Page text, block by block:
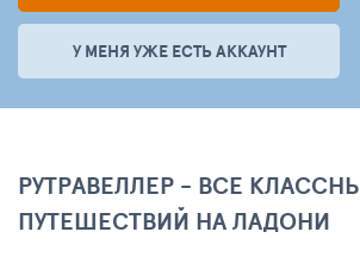
У МЕНЯ УЖЕ ЕСТЬ АККАУНТ
РУТРАВЕЛЛЕР - ВСЕ
ПУТЕШЕСТВИЙ НА ЛАДОНИ